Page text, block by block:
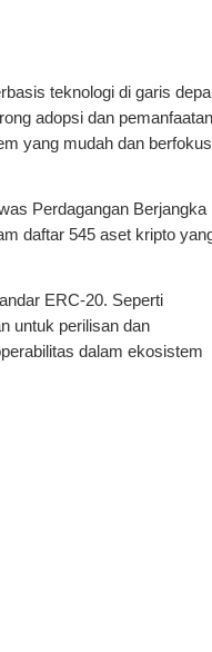
teknologi di garis
adopsi dan pemanfaatan
yang mudah dan berfokus
Perdagangan Berjangka
daftar 545 aset kripto
ERC-20. Seperti
untuk perilisan dan
dalam ekosistem